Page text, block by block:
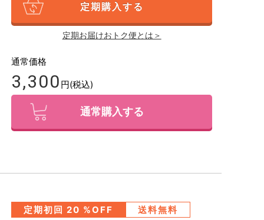
定期購入する
定期お届けおトク便とは＞
通常価格
3,300 円(税込)
通常購入する
定期初回 20 %OFF 送料無料